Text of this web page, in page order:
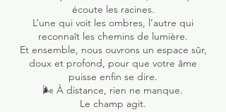
écoute les racines.
L’une qui voit les ombres, l’autre qui
reconnaît les chemins de lumière.
Et ensemble, nous ouvrons un espace sûr,
doux et profond, pour que votre âme
puisse enfin se dire.
🌬️ À distance, rien ne manque.
Le champ agit.